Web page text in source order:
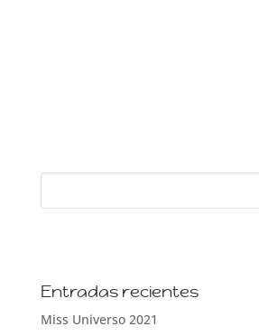
Entradas recientes
Miss Universo 2021